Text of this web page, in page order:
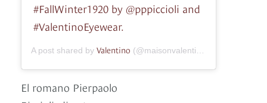
#FallWinter1920 by @pppiccioli and
#ValentinoEyewear.
A post shared by Valentino (@maisonvalentino) on
El romano Pierpaolo